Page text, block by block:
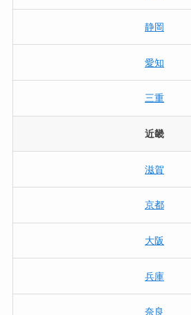
静岡
愛知
三重
近畿
滋賀
京都
大阪
兵庫
奈良